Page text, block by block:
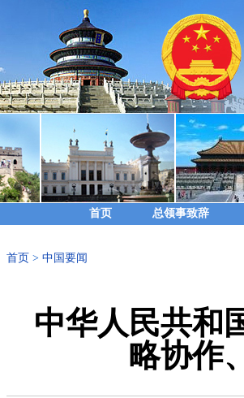
首页 总领事致辞
首页 > 中国要闻
中华人民共和
略协作